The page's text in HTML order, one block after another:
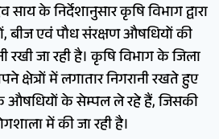
के निर्देशानुसार कृषि विभाग द्वारा
बीज एवं पौध संरक्षण औषधियों की
रखी जा रही है। कृषि विभाग के जिला
क्षेत्रों में लगातार निगरानी रखते हुए
औषधियों के सेम्पल ले रहे हैं, जिसकी
में की जा रही है।